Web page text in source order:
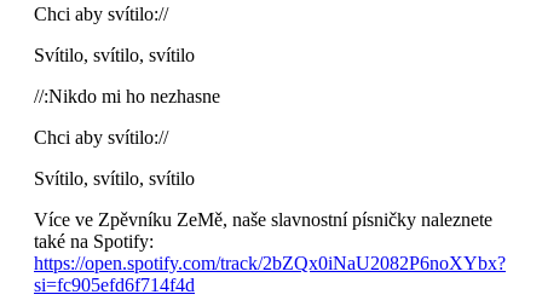
Chci aby svítilo://
Svítilo, svítilo, svítilo
//:Nikdo mi ho nezhasne
Chci aby svítilo://
Svítilo, svítilo, svítilo
Více ve Zpěvníku ZeMě, naše slavnostní písničky naleznete
také na Spotify:
https://open.spotify.com/track/2bZQx0iNaU2082P6noXYbx?
si=fc905efd6f714f4d